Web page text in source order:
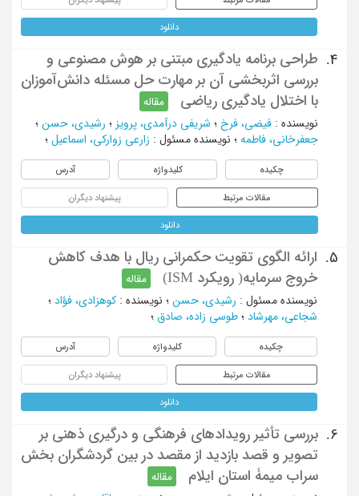
دانلود
4.
طراحی برنامه یادگیری مبتنی بر هوش مصنوعی و
بررسی اثربخشی آن بر مهارت حل مسئله دانش‌آموزان
با اختلال یادگیری ریاضی
مقاله
نویسنده : فیضی، فرخ ؛ شریفی درآمدی، پرویز ؛ رشیدی، حسن ؛
جعفرخانی، فاطمه ؛ نویسنده مسئول : زارعی زوارکی، اسماعیل ؛
چکیده کلیدواژه آدرس
مقالات مرتبط پیشنهاد دیگران
دانلود
5.
ارائه الگوی تقویت حکمرانی ریال با هدف کاهش
خروج سرمایه( رویکرد ISM)
مقاله
نویسنده مسئول : رشیدی، حسن ؛ نویسنده : کوهزادی، فؤاد ؛
شجاعی، مهرشاد ؛ طوسی زاده، صادق ؛
چکیده کلیدواژه آدرس
مقالات مرتبط پیشنهاد دیگران
دانلود
6.
بررسی تأثیر رویدادهای فرهنگی و درگیری ذهنی بر
تصویر و قصد بازدید از مقصد در بین گردشگران بخش
سراب میمۀ استان ایلام
مقاله